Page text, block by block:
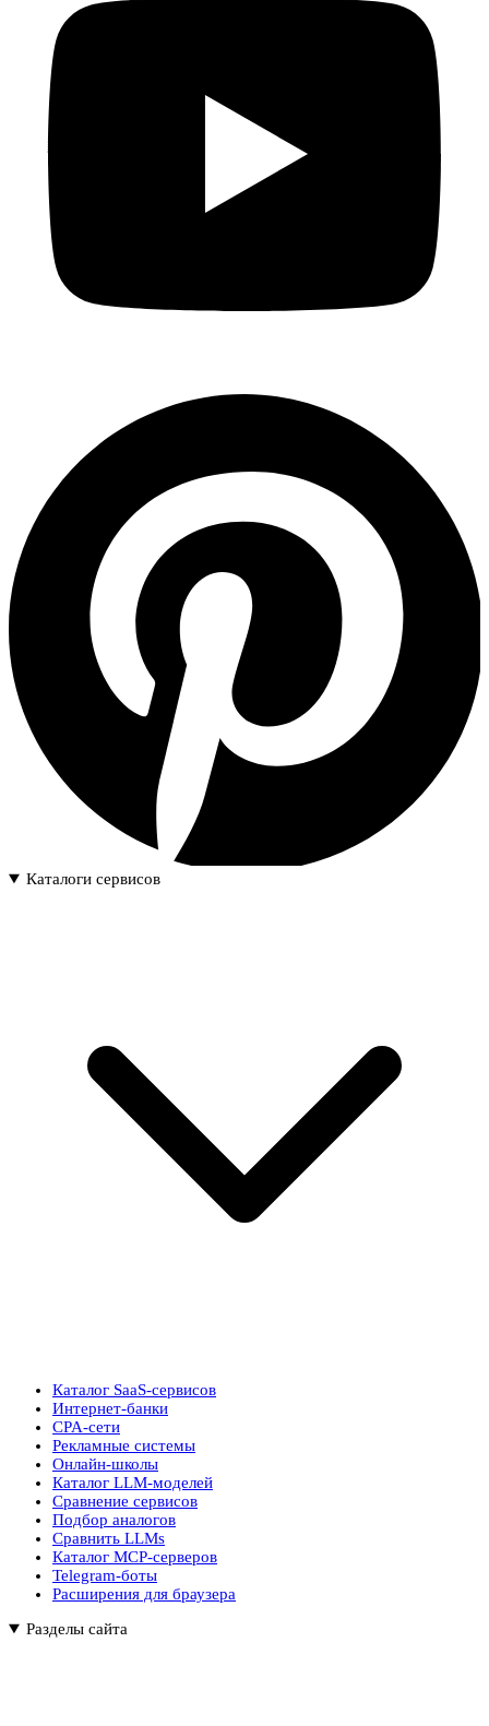
Каталоги сервисов
Каталог SaaS-сервисов
Интернет-банки
CPA-сети
Рекламные системы
Онлайн-школы
Каталог LLM-моделей
Сравнение сервисов
Подбор аналогов
Сравнить LLMs
Каталог MCP-серверов
Telegram-боты
Расширения для браузера
Разделы сайта